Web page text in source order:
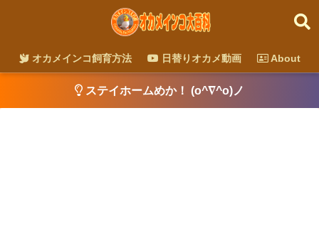
オカメインコ飼育方法 日替りオカメ動画 About
ステイホームめか！ (o^∇^o)ノ